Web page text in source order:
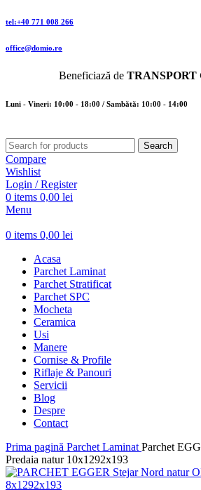
tel:+40 771 008 266
office@domio.ro
Beneficiază de TRANSPORT
Luni - Vineri: 10:00 - 18:00 / Sambătă: 10:00 - 14:00
Search
Compare
Wishlist
Login / Register
0 items 0,00 lei
Menu
0 items 0,00 lei
Acasa
Parchet Laminat
Parchet Stratificat
Parchet SPC
Mocheta
Ceramica
Usi
Manere
Cornise & Profile
Riflaje & Panouri
Servicii
Blog
Despre
Contact
Prima pagină Parchet Laminat Parchet
Predaia natur 10x1292x193